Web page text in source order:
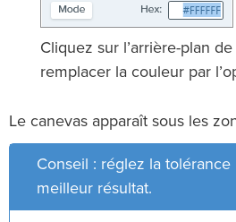
Cliquez sur l’arrière-plan
remplacer la couleur par
Le canevas apparaît sous les
Conseil : réglez la
meilleur résultat.